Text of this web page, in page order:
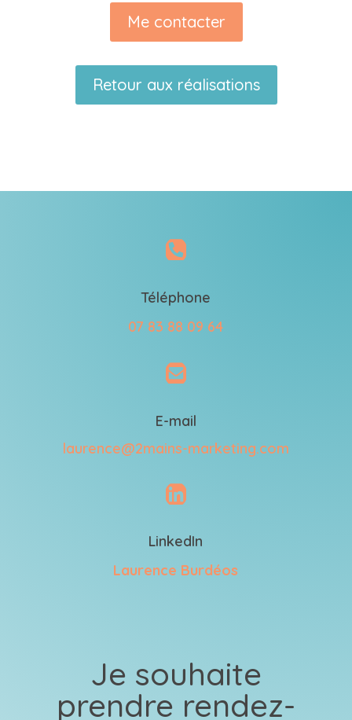
Me contacter
Retour aux réalisations

Téléphone
07 83 88 09 64

E-mail
laurence@2mains-marketing.com

LinkedIn
Laurence Burdéos
Je souhaite
prendre rendez-